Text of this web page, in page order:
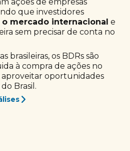
que investidores
o mercado internacional e
sem precisar de conta no
brasileiras, os BDRs são
à compra de ações no
oportunidades
Brasil.